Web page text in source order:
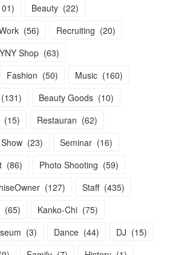
) Beauty (22)
(56) Recruiting (20)
Shop (63)
Fashion (50) Music (160)
(131) Beauty Goods (10)
(15) Restauran (62)
Show (23) Seminar (16)
(86) Photo Shooting (59)
(127) Staff (435)
(65) Kanko-Chi (75)
(3) Dance (44) DJ (15)